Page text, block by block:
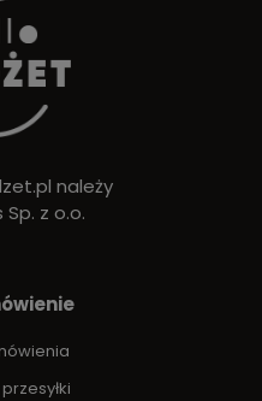
należy
z o.o.